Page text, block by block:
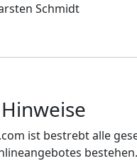
Schmidt
ist bestrebt alle